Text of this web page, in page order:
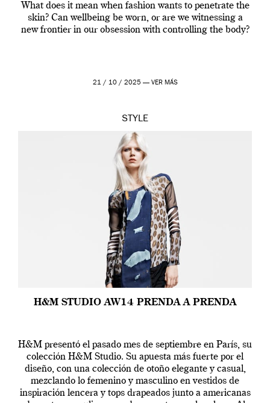
What does it mean when fashion wants to penetrate the
skin? Can wellbeing be worn, or are we witnessing a
new frontier in our obsession with controlling the body?
21 / 10 / 2025 — VER MÁS
STYLE
H&M STUDIO AW14 PRENDA A PRENDA
H&M presentó el pasado mes de septiembre en París, su
colección H&M Studio. Su apuesta más fuerte por el
diseño, con una colección de otoño elegante y casual,
mezclando lo femenino y masculino en vestidos de
inspiración lencera y tops drapeados junto a americanas